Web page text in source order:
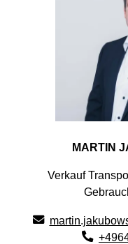
MARTIN
Verkauf